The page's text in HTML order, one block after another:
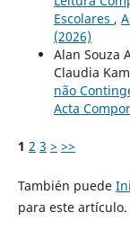
Escolares ,
(2026)
Alan Souza
Claudia
não
Acta
1 2 3 > >>
También puede
para este artículo.